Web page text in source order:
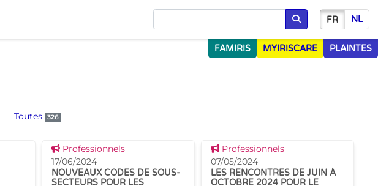
Chercher
FR NL
FAMIRIS MYIRISCARE PLAINTES
Toutes 326
Voir cette news
Professionnels
17/06/2024
NOUVEAUX CODES DE SOUS-
SECTEURS POUR LES
Voir cette news
Professionnels
07/05/2024
LES RENCONTRES DE JUIN À
OCTOBRE 2024 POUR LE